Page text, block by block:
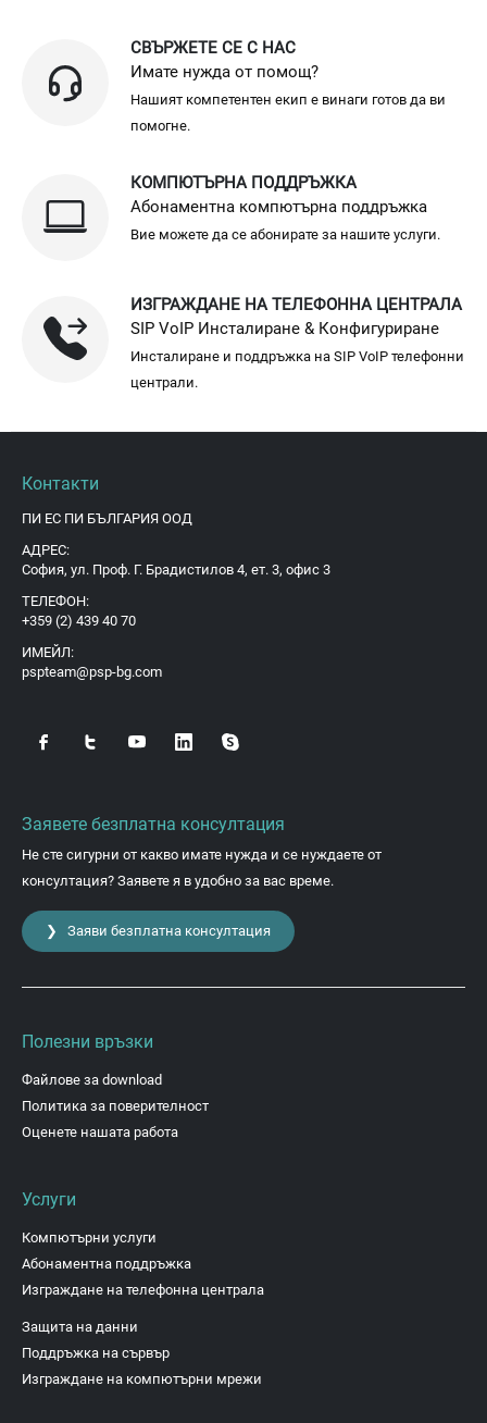
СВЪРЖЕТЕ СЕ С НАС
Имате нужда от помощ?
Нашият компетентен екип е винаги готов да ви
помогне.
КОМПЮТЪРНА ПОДДРЪЖКА
Абонаментна компютърна поддръжка
Вие можете да се абонирате за нашите услуги.
ИЗГРАЖДАНЕ НА ТЕЛЕФОННА ЦЕНТРАЛА
SIP VoIP Инсталиране & Конфигуриране
Инсталиране и поддръжка на SIP VoIP телефонни
централи.
Контакти
ПИ ЕС ПИ БЪЛГАРИЯ ООД
АДРЕС:
София, ул. Проф. Г. Брадистилов 4, ет. 3, офис 3
ТЕЛЕФОН:
+359 (2) 439 40 70
ИМЕЙЛ:
pspteam@psp-bg.com
Заявете безплатна консултация
Не сте сигурни от какво имате нужда и се нуждаете от
консултация? Заявете я в удобно за вас време.
❯ Заяви безплатна консултация
Полезни връзки
Файлове за download
Политика за поверителност
Оценете нашата работа
Услуги
Компютърни услуги
Абонаментна поддръжка
Изграждане на телефонна централа
Защита на данни
Поддръжка на сървър
Изграждане на компютърни мрежи